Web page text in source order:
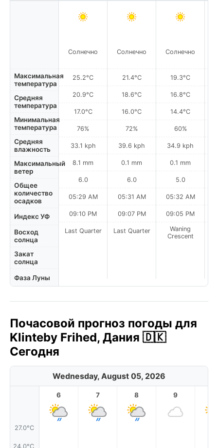
Максимальная
температура
Средняя
температура
Минимальная
температура
Средняя
влажность
Максимальный
ветер
Общее
количество
осадков
Индекс УФ
Восход
солнца
Закат
солнца
Фаза Луны
Солнечно
25.2°C
20.9°C
17.0°C
76%
33.1 kph
8.1 mm
6.0
05:29 AM
09:10 PM
Last Quarter
Солнечно
21.4°C
18.6°C
16.0°C
72%
39.6 kph
0.1 mm
6.0
05:31 AM
09:07 PM
Last Quarter
Солнечно
19.3°C
16.8°C
14.4°C
60%
34.9 kph
0.1 mm
5.0
05:32 AM
09:05 PM
Waning
Crescent
Почасовой прогноз погоды для
Klinteby Frihed, Дания 🇩🇰
Сегодня
Wednesday, August 05, 2026
27.0°C
24.0°C
6 7 8 9